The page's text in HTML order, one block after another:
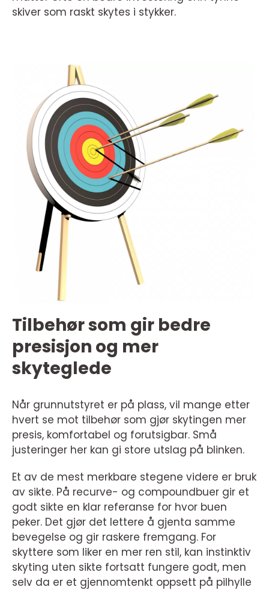
skiver som raskt skytes i stykker.
Tilbehør som gir bedre
presisjon og mer
skyteglede
Når grunnutstyret er på plass, vil mange etter
hvert se mot tilbehør som gjør skytingen mer
presis, komfortabel og forutsigbar. Små
justeringer her kan gi store utslag på blinken.
Et av de mest merkbare stegene videre er bruk
av sikte. På recurve- og compoundbuer gir et
godt sikte en klar referanse for hvor buen
peker. Det gjør det lettere å gjenta samme
bevegelse og gir raskere fremgang. For
skyttere som liker en mer ren stil, kan instinktiv
skyting uten sikte fortsatt fungere godt, men
selv da er et gjennomtenkt oppsett på pilhylle